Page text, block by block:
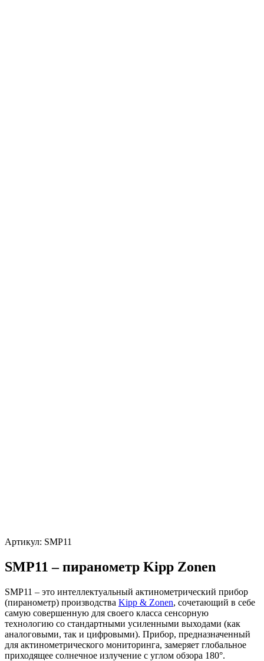
Артикул: SMP11
SMP11 – пиранометр Kipp Zonen
SMP11 – это интеллектуальный актинометрический прибор
(пиранометр) производства Kipp & Zonen, сочетающий в себе
самую совершенную для своего класса сенсорную
технологию со стандартными усиленными выходами (как
аналоговыми, так и цифровыми). Прибор, предназначенный
для актинометрического мониторинга, замеряет глобальное
приходящее солнечное излучение с углом обзора 180°.